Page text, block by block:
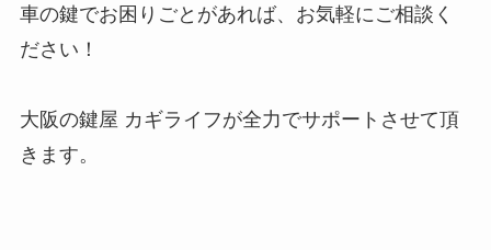
車の鍵でお困りごとがあれば、お気軽にご相談く
ださい！
大阪の鍵屋 カギライフが全力でサポートさせて頂
きます。